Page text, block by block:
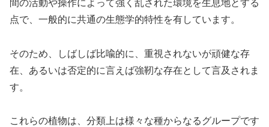
間の活動や操作によって強く乱された環境を生息地とする
点で、一般的に共通の生態学的特性を有しています。
そのため、しばしば比喩的に、重視されないが頑健な存
在、あるいは否定的に言えば強靭な存在として言及されま
す。
これらの植物は、分類上は様々な種からなるグループです